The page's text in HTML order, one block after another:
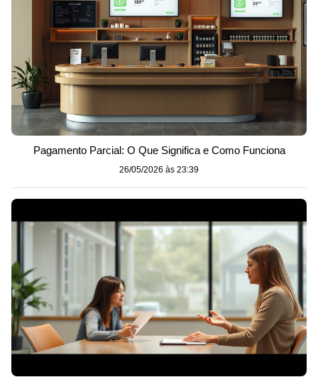
Pagamento Parcial: O Que Significa e Como Funciona
26/05/2026 às 23:39